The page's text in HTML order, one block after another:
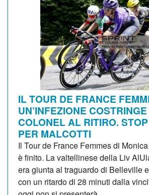
IL TOUR DE FRANCE
UN’INFEZIONE
COLONEL AL RITIRO.
PER MALCOTTI
Il Tour de France Femmes di
è finito. La valtellinese della Liv
era giunta al traguardo di Belleville
con un ritardo di 28 minuti dalla